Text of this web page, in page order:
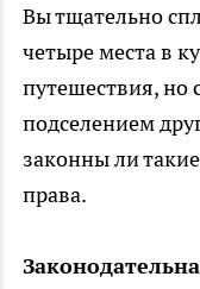
Вы тщательно
четыре места в
путешествия, но
подселением
законны ли
права.